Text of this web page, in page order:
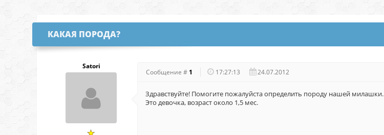
КАКАЯ ПОРОДА?
Satori
Сообщение # 1 17:27:13 24.07.2012
Здравствуйте! Помогите пожалуйста определить породу нашей милашки.
Это девочка, возраст около 1,5 мес.